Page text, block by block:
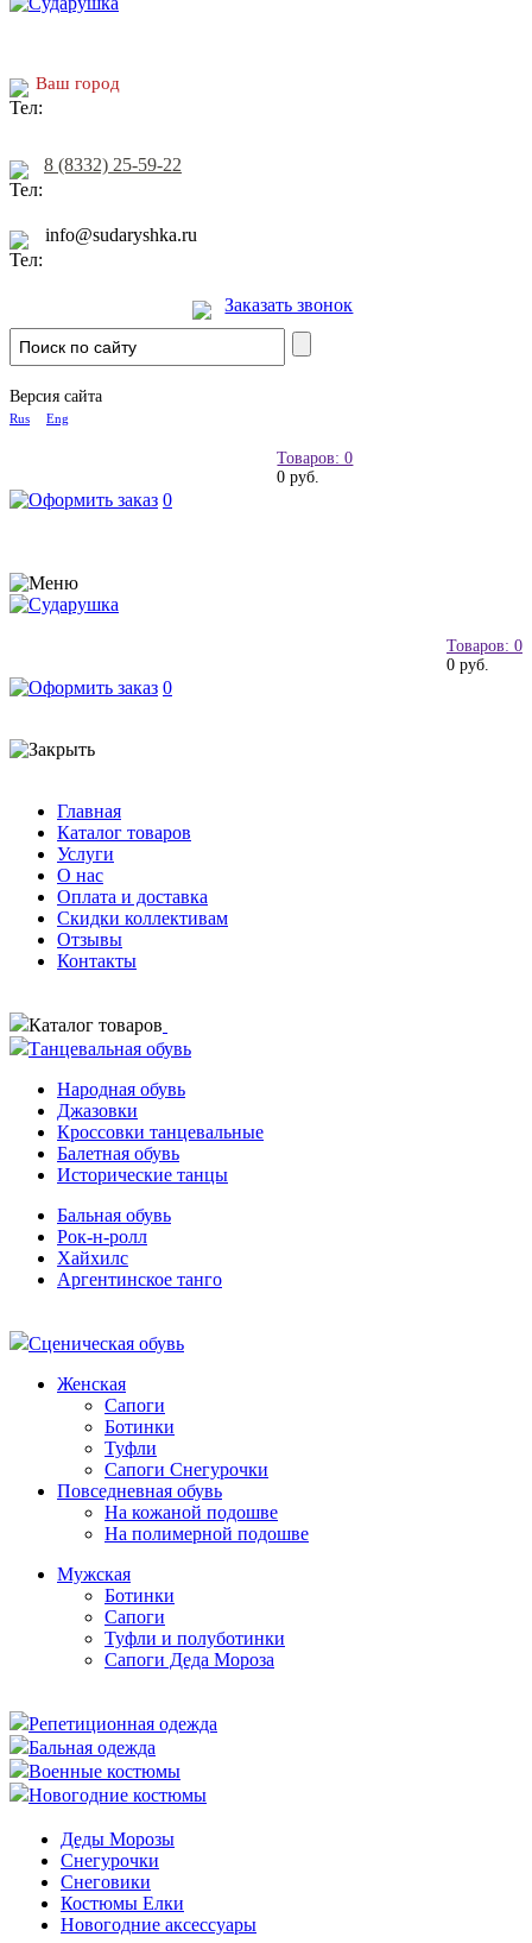
Ваш город
8 (8332) 25-59-22
info@sudaryshka.ru
Заказать звонок
Версия сайта
Rus Eng
Товаров: 0
0 руб.
0
Товаров: 0
0 руб.
0
Главная
Каталог товаров
Услуги
О нас
Оплата и доставка
Скидки коллективам
Отзывы
Контакты
Каталог товаров
Танцевальная обувь
Народная обувь
Джазовки
Кроссовки танцевальные
Балетная обувь
Исторические танцы
Бальная обувь
Рок-н-ролл
Хайхилс
Аргентинское танго
Сценическая обувь
Женская
Сапоги
Ботинки
Туфли
Сапоги Снегурочки
Повседневная обувь
На кожаной подошве
На полимерной подошве
Мужская
Ботинки
Сапоги
Туфли и полуботинки
Сапоги Деда Мороза
Репетиционная одежда
Бальная одежда
Военные костюмы
Новогодние костюмы
Деды Морозы
Снегурочки
Снеговики
Костюмы Елки
Новогодние аксессуары